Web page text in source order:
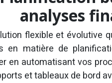
analyses
flexible et évolutive
en matière de
en automatisant vos
et tableaux de bord